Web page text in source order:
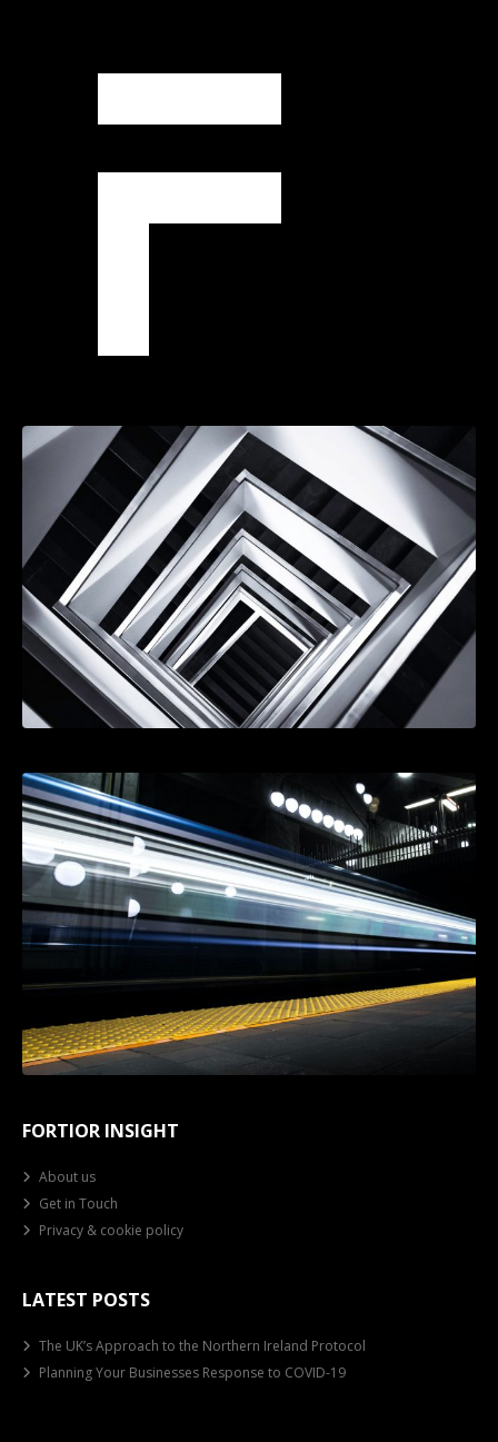
FORTIOR INSIGHT
About us
Get in Touch
Privacy & cookie policy
LATEST POSTS
The UK’s Approach to the Northern Ireland Protocol
Planning Your Businesses Response to COVID-19